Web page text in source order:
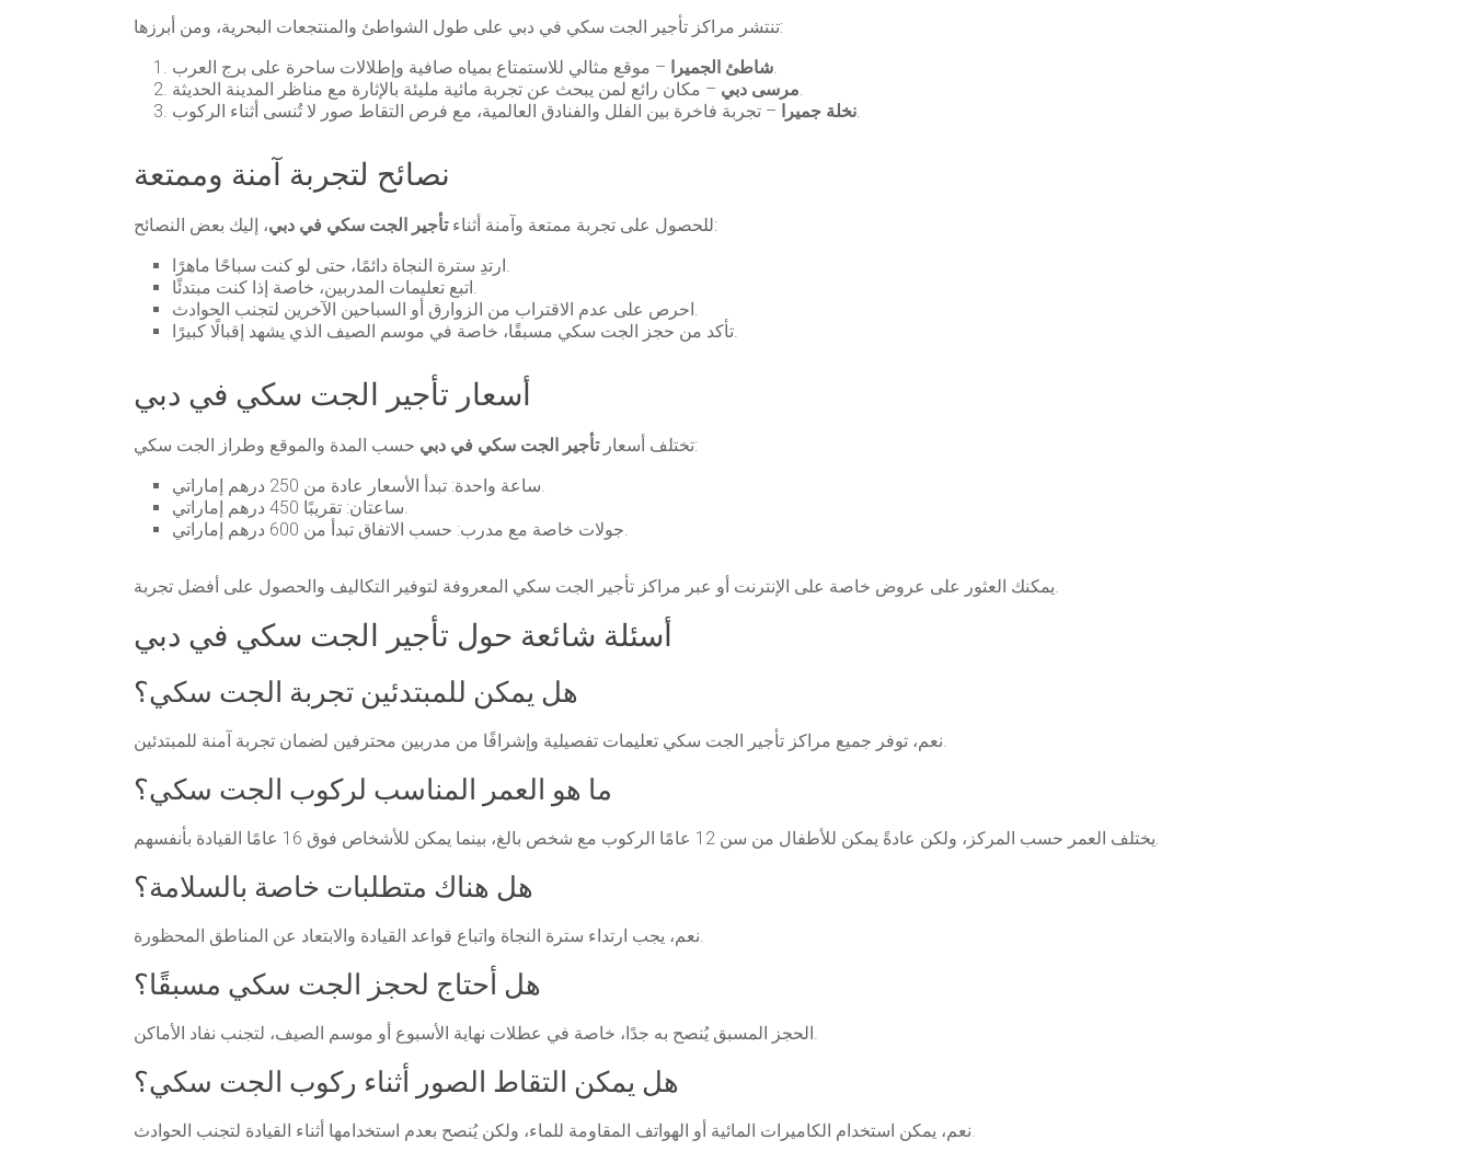
تنتشر مراكز تأجير الجت سكي في دبي على طول الشواطئ والمنتجعات البحرية، ومن أبرزها:
شاطئ الجميرا– موقع مثالي للاستمتاع بمياه صافية وإطلالات ساحرة على برج العرب.
مرسى دبي– مكان رائع لمن يبحث عن تجربة مائية مليئة بالإثارة مع مناظر المدينة الحديثة.
نخلة جميرا– تجربة فاخرة بين الفلل والفنادق العالمية، مع فرص التقاط صور لا تُنسى أثناء الركوب.
نصائح لتجربة آمنة وممتعة
للحصول على تجربة ممتعة وآمنة أثناءتأجير الجت سكي في دبي
، إليك بعض النصائح:
ارتدِ سترة النجاة دائمًا، حتى لو كنت سباحًا ماهرًا.
اتبع تعليمات المدربين، خاصة إذا كنت مبتدئًا.
احرص على عدم الاقتراب من الزوارق أو السباحين الآخرين لتجنب الحوادث.
تأكد من حجز الجت سكي مسبقًا، خاصة في موسم الصيف الذي يشهد إقبالًا كبيرًا.
أسعار تأجير الجت سكي في دبي
تختلف أسعارتأجير الجت سكي في دبي
حسب المدة والموقع وطراز الجت سكي:
ساعة واحدة: تبدأ الأسعار عادة من 250 درهم إماراتي.
ساعتان: تقريبًا 450 درهم إماراتي.
جولات خاصة مع مدرب: حسب الاتفاق تبدأ من 600 درهم إماراتي.
يمكنك العثور على عروض خاصة على الإنترنت أو عبر مراكز تأجير الجت سكي المعروفة لتوفير التكاليف والحصول على أفضل تجربة.
أسئلة شائعة حول تأجير الجت سكي في دبي
هل يمكن للمبتدئين تجربة الجت سكي؟
نعم، توفر جميع مراكز تأجير الجت سكي تعليمات تفصيلية وإشرافًا من مدربين محترفين لضمان تجربة آمنة للمبتدئين.
ما هو العمر المناسب لركوب الجت سكي؟
يختلف العمر حسب المركز، ولكن عادةً يمكن للأطفال من سن 12 عامًا الركوب مع شخص بالغ، بينما يمكن للأشخاص فوق 16 عامًا القيادة بأنفسهم.
هل هناك متطلبات خاصة بالسلامة؟
نعم، يجب ارتداء سترة النجاة واتباع قواعد القيادة والابتعاد عن المناطق المحظورة.
هل أحتاج لحجز الجت سكي مسبقًا؟
الحجز المسبق يُنصح به جدًا، خاصة في عطلات نهاية الأسبوع أو موسم الصيف، لتجنب نفاد الأماكن.
هل يمكن التقاط الصور أثناء ركوب الجت سكي؟
نعم، يمكن استخدام الكاميرات المائية أو الهواتف المقاومة للماء، ولكن يُنصح بعدم استخدامها أثناء القيادة لتجنب الحوادث.